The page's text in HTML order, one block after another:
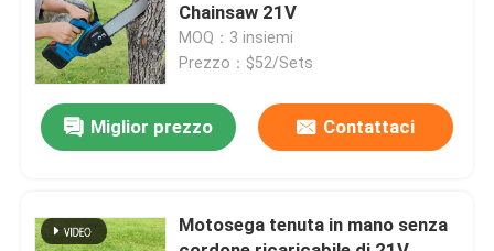
Chiedi un preventivo
Motosega della benzina
motosega elettrica
Chainsaw 21V
MOQ：3 insiemi
Prezzo：$52/Sets
Miglior prezzo Contattaci
Motosega tenuta in mano senza